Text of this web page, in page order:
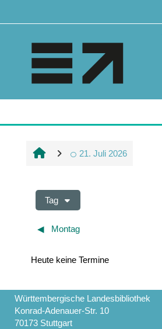
21. Juli 2026
Tag
◀︎ Montag
Heute keine Termine
Württembergische Landesbibliothek
Konrad-Adenauer-Str. 10
70173 Stuttgart